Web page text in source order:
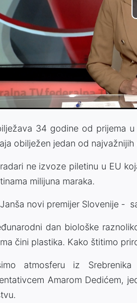
34 godine od prijema
obilježen jedan od
ne izvoze piletinu u EU
milijuna maraka.
novi premijer Slovenije -
dan biološke
čini plastika. Kako štitimo
atmosferu iz
Amarom Dedićem,